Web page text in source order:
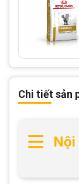
Chi tiết sản
Nội